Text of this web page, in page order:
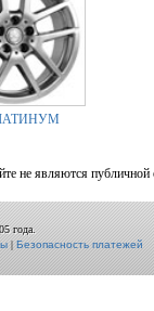
не являются публичной
года.
|Безопасность платежей